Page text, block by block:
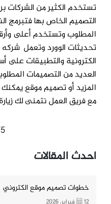
تستخدم الكثير من الشركات
التصميم الخاص بهافتبرمج
المطلوب وتستخدم أعلى
تحديثاتالوورد وتعمل شركه
الكترونية والتطبيقات على
العديد من التصميمات
المزيد أو تصميم موقع يمكنك
مع فريق العمل نتمنى لك
5/5
احدث المقالات
خطوات تصميم موقع الكتروني